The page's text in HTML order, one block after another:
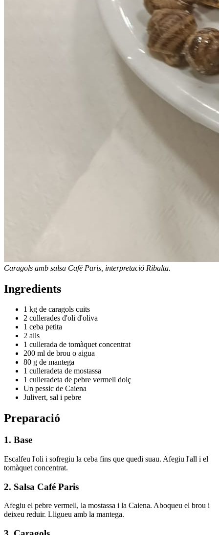
Caragols amb salsa Café Paris, interpretació Ribalta.
Ingredients
1 kg de caragols cuits
2 cullerades d'oli d'oliva
1 ceba petita
2 alls
1 cullerada de tomàquet concentrat
200 ml de brou o aigua
80 g de mantega
1 culleradeta de mostassa
1 culleradeta de pebre vermell dolç
Un pessic de Caiena
Julivert, sal i pebre
Preparació
1. Base
Escalfeu l'oli i sofregiu la ceba fins que quedi suau. Afegiu l'all i el
tomàquet concentrat.
2. Salsa Café Paris
Afegiu el pebre vermell, la mostassa i la Caiena. Aboqueu el brou i
deixeu reduir. Lligueu amb la mantega.